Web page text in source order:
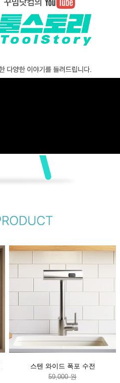
스텐 와이드 폭포 수전
59,000 원